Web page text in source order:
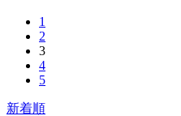
1
2
3
4
5
新着順